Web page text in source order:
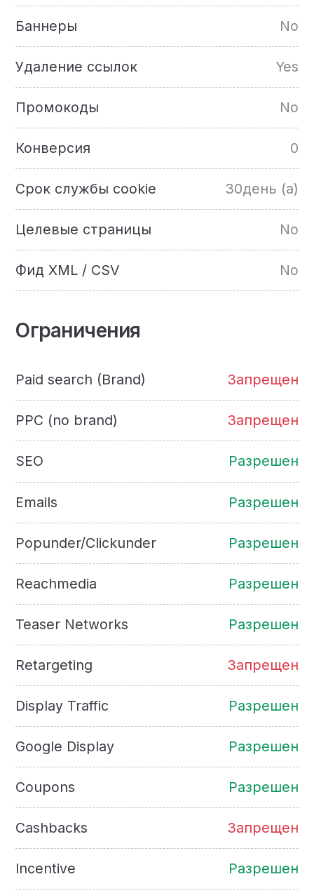
Баннеры No
Удаление ссылок Yes
Промокоды No
Конверсия 0
Срок службы cookie 30день (а)
Целевые страницы No
Фид XML / CSV No
Ограничения
Paid search (Brand) Запрещен
PPC (no brand) Запрещен
SEO Разрешен
Emails Разрешен
Popunder/Clickunder Разрешен
Reachmedia Разрешен
Teaser Networks Разрешен
Retargeting Запрещен
Display Traffic Разрешен
Google Display Разрешен
Coupons Разрешен
Cashbacks Запрещен
Incentive Разрешен